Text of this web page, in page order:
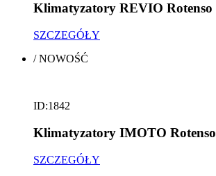
Klimatyzatory REVIO Rotenso
SZCZEGÓŁY
/NOWOŚĆ
ID:1842
Klimatyzatory IMOTO Rotenso
SZCZEGÓŁY